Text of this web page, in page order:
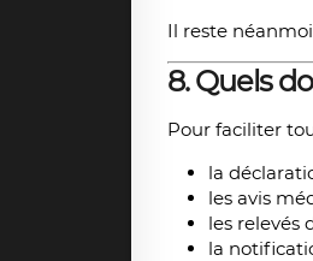
Il reste
8. Quels
Pour faciliter
la
les avis
les relevés
la